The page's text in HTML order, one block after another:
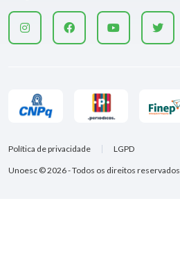
Unoesc © 2026 - Todos os direitos reservados
Política de privacidade LGPD